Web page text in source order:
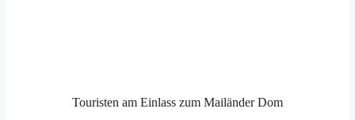
Touristen am Einlass zum Mailänder Dom